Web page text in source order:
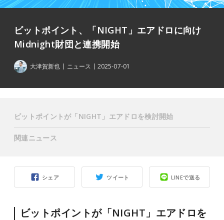
ビットポイント、「NIGHT」エアドロに向け
Midnight財団と連携開始
大津賀新也 ニュース 2025-07-01
シェア ツイート LINEで送る
ビットポイントが「NIGHT」エアドロを
ビットポイントが「NIGHT」エアドロを検討開始
関連ニュース